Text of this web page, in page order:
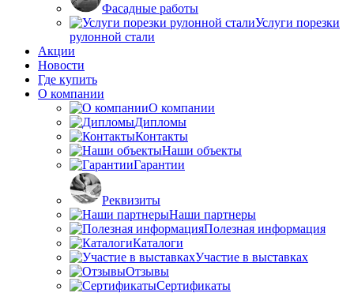
Фасадные работы
Услуги порезки
рулонной стали
Акции
Новости
Где купить
О компании
О компании
Дипломы
Контакты
Наши объекты
Гарантии
Реквизиты
Наши партнеры
Полезная информация
Каталоги
Участие в выставках
Отзывы
Сертификаты